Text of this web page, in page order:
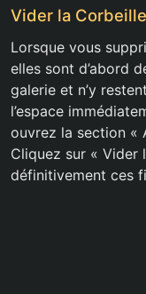
Vider la
Lorsque vous
elles sont d’abord
galerie et n’y
l’espace
ouvrez la section «
Cliquez sur « Vider
définitivement ces